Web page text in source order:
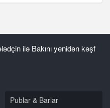
ilə Bakını yenidən kəşf
Publar & Barlar